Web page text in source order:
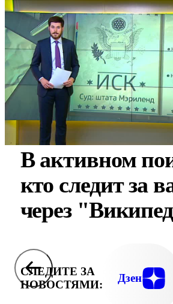
В активном
кто следит за
через
СЛЕДИТЕ ЗА
НОВОСТЯМИ:
Дзен